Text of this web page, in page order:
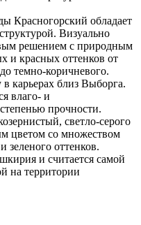
Красногорский обладает
Визуально
решением с природным
и красных оттенков от
темно-коричневого.
карьерах близ Выборга.
влаго- и
прочности.
светло-серого
цветом со множеством
зеленого оттенков.
и считается самой
на территории